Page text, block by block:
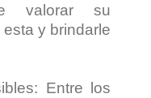
valorar su
y brindarle
Entre los